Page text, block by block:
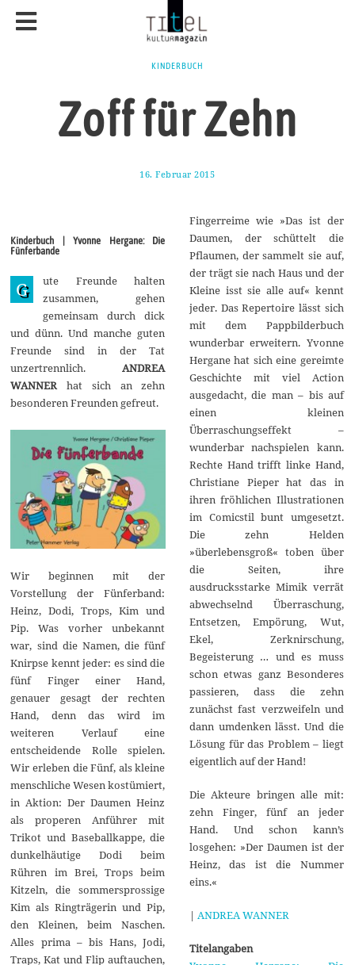
KINDERBUCH
Zoff für Zehn
16. Februar 2015
u
u
s
t
2
0
Kinderbuch | Yvonne Hergane: Die
Fünferbande
G
ute Freunde halten
zusammen, gehen
gemeinsam durch dick
und dünn. Und manche guten
Freunde sind in der Tat
unzertrennlich. ANDREA
WANNER hat sich an zehn
besonderen Freunden gefreut.
Wir beginnen mit der
Vorstellung der Fünferband:
Heinz, Dodi, Trops, Kim und
Pip. Was vorher unbekannt
war, sind die Namen, die fünf
Knirpse kennt jeder: es sind die
fünf Finger einer Hand,
genauer gesagt der rechten
Hand, denn das wird im
weiteren Verlauf eine
entscheidende Rolle spielen.
Wir erleben die Fünf, als kleine
menschliche Wesen kostümiert,
in Aktion: Der Daumen Heinz
als properen Anführer mit
Trikot und Baseballkappe, die
dunkelhäutige Dodi beim
Rühren im Brei, Trops beim
Kitzeln, die sommersprossige
Kim als Ringträgerin und Pip,
den Kleinen, beim Naschen.
Alles prima – bis Hans, Jodi,
Traps, Kat und Flip auftauchen,
Fingerreime wie »Das ist der
Daumen, der schüttelt die
Pflaumen, der sammelt sie auf,
der trägt sie nach Haus und der
Kleine isst sie alle auf« kennt
jeder. Das Repertoire lässt sich
mit dem Pappbilderbuch
wunderbar erweitern. Yvonne
Hergane hat sich eine gereimte
Geschichte mit viel Action
ausgedacht, die man – bis auf
einen kleinen
Überraschungseffekt –
wunderbar nachspielen kann.
Rechte Hand trifft linke Hand,
Christiane Pieper hat das in
ihren fröhlichen Illustrationen
im Comicstil bunt umgesetzt.
Die zehn Helden
»überlebensgroß« toben über
die Seiten, ihre
ausdrucksstarke Mimik verrät
abwechselnd Überraschung,
Entsetzen, Empörung, Wut,
Ekel, Zerknirschung,
Begeisterung … und es muss
schon etwas ganz Besonderes
passieren, dass die zehn
zunächst fast verzweifeln und
dann umdenken lässt. Und die
Lösung für das Problem – liegt
eigentlich auf der Hand!
Die Akteure bringen alle mit:
zehn Finger, fünf an jeder
Hand. Und schon kann’s
losgehen: »Der Daumen ist der
Heinz, das ist die Nummer
eins.«
| ANDREA WANNER
Titelangaben